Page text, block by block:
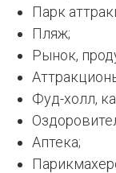
Парк
Пляж;
Рынок,
Фуд-холл,
Аптека;